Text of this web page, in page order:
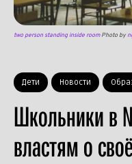
Дети Новости
Школьники в
властям о
two person standing inside roomPhoto by